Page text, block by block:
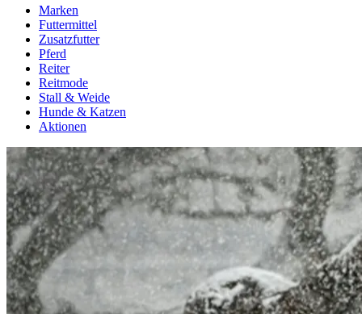
Marken
Futtermittel
Zusatzfutter
Pferd
Reiter
Reitmode
Stall & Weide
Hunde & Katzen
Aktionen